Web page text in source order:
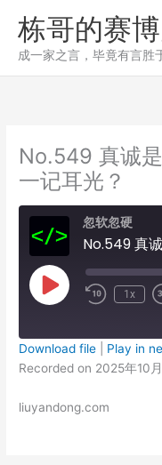
栋哥的赛
成一家之言，毕竟有言胜
No.549 真诚
一记耳光？
忽软忽硬
No.549 真
Play
Episode
1x
SHARE
LINK
Download file Play in
Recorded on 2025年10月
liuyandong.com